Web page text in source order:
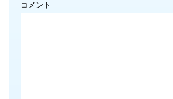
コメント